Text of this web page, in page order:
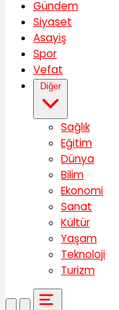
Gündem
Siyaset
Asayiş
Spor
Vefat
Diğer
Sağlık
Eğitim
Dünya
Bilim
Ekonomi
Sanat
Kültür
Yaşam
Teknoloji
Turizm